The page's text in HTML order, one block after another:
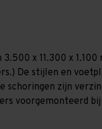
x 11.300 x
De stijlen en
schoringen zijn
voorgemonteerd